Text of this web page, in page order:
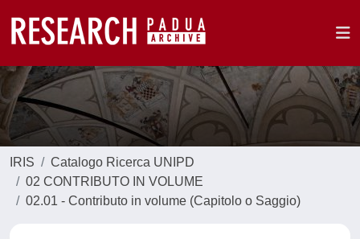
IRIS
Catalogo Ricerca UNIPD
02 CONTRIBUTO IN VOLUME
02.01 - Contributo in volume (Capitolo o Saggio)